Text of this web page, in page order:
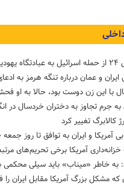
ایران و عمان درباره تنگه هرمز به
با این زن دوست بود، حالا به او
به جرم تجاوز به دختران خردسال در
کالابرگ تغییر کرد
و ایران به توافق تا روز جمعه ۵۰-۵۰ است
خزانه‌داری آمریکا برخی تحریم‌های
به خاطر «میناب» باید سیلی
که مشکل بزرگ آمریکا مقابل ایران